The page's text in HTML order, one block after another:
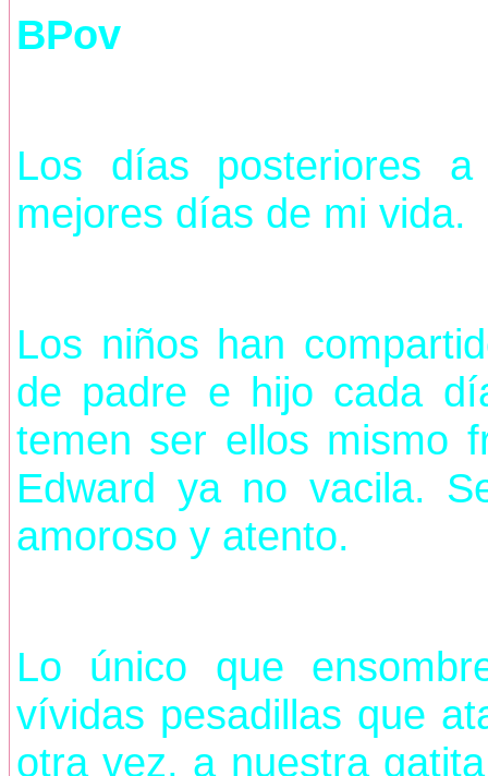
BPov
Los días posteriores
mejores días de mi vida.
Los niños han
de padre e hijo cada
temen ser ellos mismo
Edward ya no vacila.
amoroso y atento.
Lo único que
vívidas pesadillas que
otra vez, a nuestra